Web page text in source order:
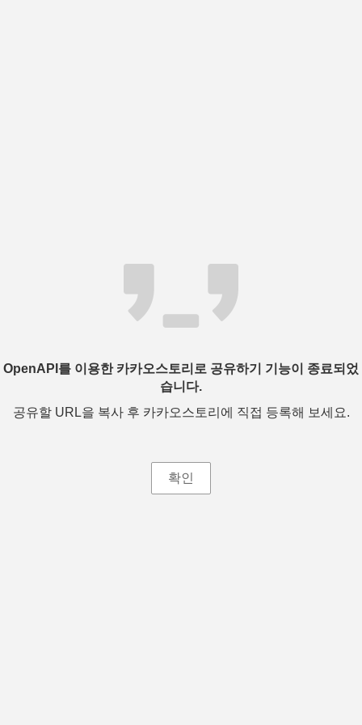
OpenAPI를 이용한 카카오스토리로 공유하기 기능이 종료되었
습니다.
공유할 URL을 복사 후 카카오스토리에 직접 등록해 보세요.
확인